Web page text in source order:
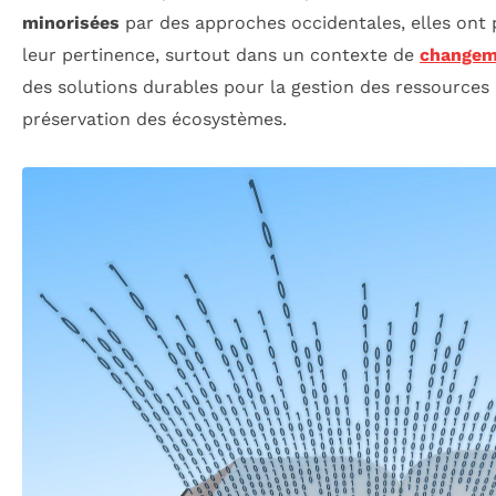
minorisées par des approches occidentales, elles
leur pertinence, surtout dans un contexte de
des solutions durables pour la gestion des
préservation des écosystèmes.